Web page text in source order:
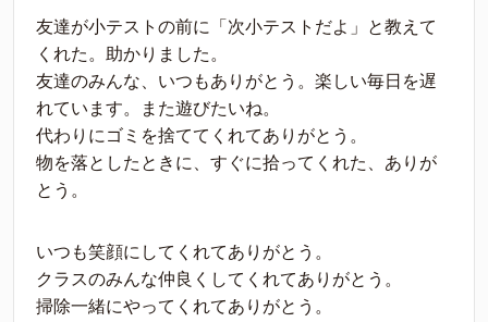
友達が小テストの前に「次小テストだよ」と教えて
くれた。助かりました。
友達のみんな、いつもありがとう。楽しい毎日を遅
れています。また遊びたいね。
代わりにゴミを捨ててくれてありがとう。
物を落としたときに、すぐに拾ってくれた、ありが
とう。
いつも笑顔にしてくれてありがとう。
クラスのみんな仲良くしてくれてありがとう。
掃除一緒にやってくれてありがとう。